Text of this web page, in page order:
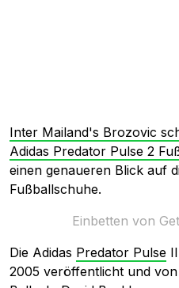
Inter Mailand's Brozovic
Adidas Predator Pulse 2
einen genaueren Blick auf
Fußballschuhe.
Einbetten von
Die Adidas Predator Pulse
2005 veröffentlicht und